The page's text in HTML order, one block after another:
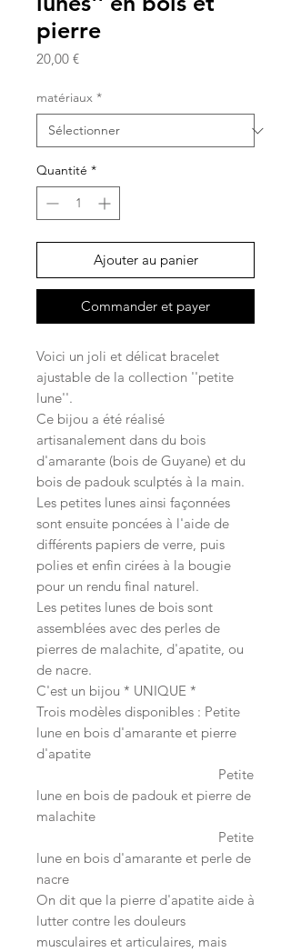
pierre
20,00 €Prix
matériaux *
Quantité *
Ajouter au panier
Commander et payer
Voici un joli et délicat bracelet
ajustable de la collection ''petite
lune''.
Ce bijou a été réalisé
artisanalement dans du bois
d'amarante (bois de Guyane) et du
bois de padouk sculptés à la main.
Les petites lunes ainsi façonnées
sont ensuite poncées à l'aide de
différents papiers de verre, puis
polies et enfin cirées à la bougie
pour un rendu final naturel.
Les petites lunes de bois sont
assemblées avec des perles de
pierres de malachite, d'apatite, ou
de nacre.
C'est un bijou * UNIQUE *
Trois modèles disponibles : Petite
lune en bois d'amarante et pierre
d'apatite
Petite
lune en bois de padouk et pierre de
malachite
Petite
lune en bois d'amarante et perle de
nacre
On dit que la pierre d'apatite aide à
lutter contre les douleurs
musculaires et articulaires, mais